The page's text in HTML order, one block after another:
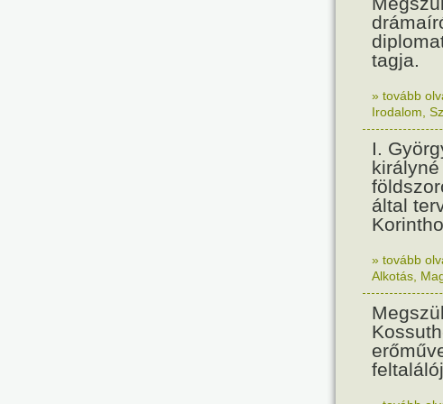
tagja.
» tovább
Irodalom
I.
által
» tovább
Alkotás